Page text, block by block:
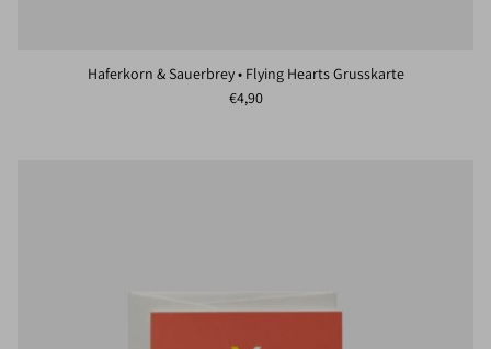
Haferkorn & Sauerbrey • Flying Hearts Grusskarte
Normaler Preis
€4,90